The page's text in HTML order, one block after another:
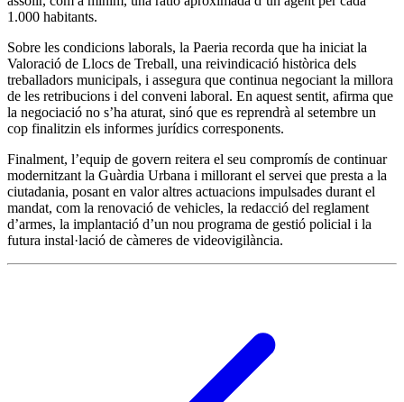
1.000 habitants.
Sobre les condicions laborals, la Paeria recorda que ha iniciat la
Valoració de Llocs de Treball, una reivindicació històrica dels
treballadors municipals, i assegura que continua negociant la millora
de les retribucions i del conveni laboral. En aquest sentit, afirma que
la negociació no s’ha aturat, sinó que es reprendrà al setembre un
cop finalitzin els informes jurídics corresponents.
Finalment, l’equip de govern reitera el seu compromís de continuar
modernitzant la Guàrdia Urbana i millorant el servei que presta a la
ciutadania, posant en valor altres actuacions impulsades durant el
mandat, com la renovació de vehicles, la redacció del reglament
d’armes, la implantació d’un nou programa de gestió policial i la
futura instal·lació de càmeres de videovigilància.